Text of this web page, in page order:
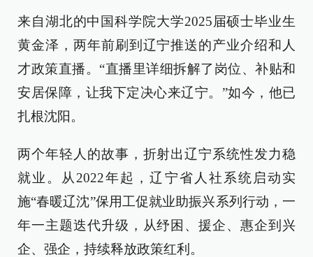
来自湖北的中国科学院大学2025届硕士毕业生
黄金泽，两年前刷到辽宁推送的产业介绍和人
才政策直播。“直播里详细拆解了岗位、补贴和
安居保障，让我下定决心来辽宁。”如今，他已
扎根沈阳。
两个年轻人的故事，折射出辽宁系统性发力稳
就业。从2022年起，辽宁省人社系统启动实
施“春暖辽沈”保用工促就业助振兴系列行动，一
年一主题迭代升级，从纾困、援企、惠企到兴
企、强企，持续释放政策红利。